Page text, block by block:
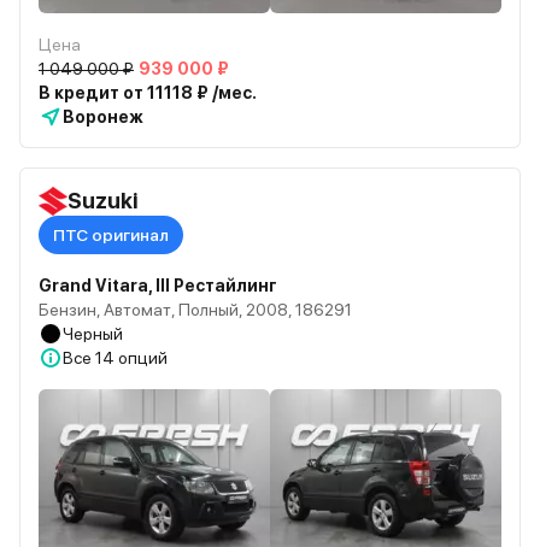
Цена
1 049 000 ₽ 939 000 ₽
В кредит от 11118 ₽ /мес.
Воронеж
Suzuki
ПТС оригинал
Grand Vitara, III Рестайлинг
Бензин, Автомат, Полный, 2008, 186291
Черный
Все 14 опций